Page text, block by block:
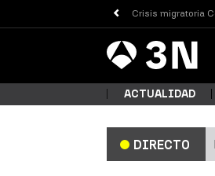
Crisis migratoria
Antena
3 Noticias
ACTUALIDAD
DIRECTO